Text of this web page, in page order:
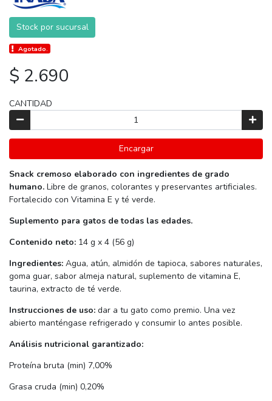
Stock por sucursal
Agotado.
$ 2.690
CANTIDAD
Encargar
Snack cremoso elaborado con ingredientes de grado
humano. Libre de granos, colorantes y preservantes artificiales.
Fortalecido con Vitamina E y té verde.
Suplemento para gatos de todas las edades.
Contenido neto: 14 g x 4 (56 g)
Ingredientes: Agua, atún, almidón de tapioca, sabores naturales,
goma guar, sabor almeja natural, suplemento de vitamina E,
taurina, extracto de té verde.
Instrucciones de uso: dar a tu gato como premio. Una vez
abierto manténgase refrigerado y consumir lo antes posible.
Análisis nutricional garantizado:
Proteína bruta (min) 7,00%
Grasa cruda (min) 0,20%